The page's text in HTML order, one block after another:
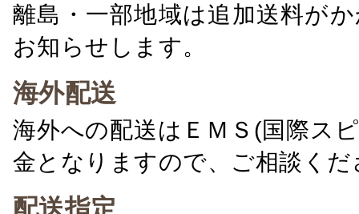
離島・一部地域は追加送料が
お知らせします。
海外配送
海外への配送はＥＭＳ(国際ス
金となりますので、ご相談くだ